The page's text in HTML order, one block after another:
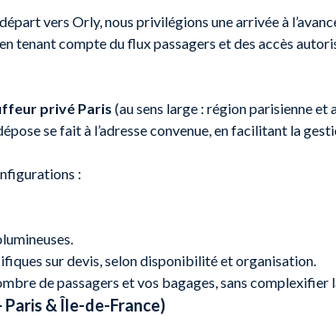
vers Orly, nous privilégions une arrivée à
tenant compte du flux passagers et des accès
privé Paris (au sens large : région parisienne
se fait à l’adresse convenue, en facilitant la
:
sur devis, selon disponibilité et organisation.
de passagers et vos bagages, sans complexifier
& Île-de-France)